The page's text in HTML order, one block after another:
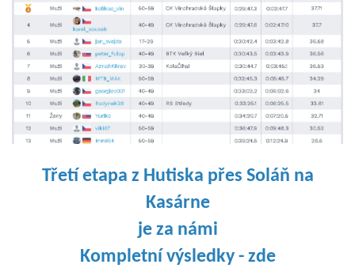
Třetí etapa z Hutiska přes Soláň na
Kasárne
je za námi
Kompletní výsledky- zde